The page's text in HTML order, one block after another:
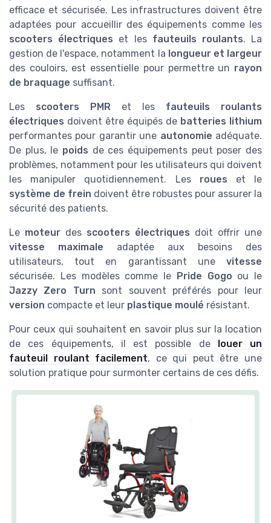
efficace et sécurisée. Les infrastructures doivent être
adaptées pour accueillir des équipements comme les
scooters électriques et les fauteuils roulants. La
gestion de l'espace, notamment la longueur et largeur
des couloirs, est essentielle pour permettre un rayon
de braquage suffisant.
Les scooters PMR et les fauteuils roulants
électriques doivent être équipés de batteries lithium
performantes pour garantir une autonomie adéquate.
De plus, le poids de ces équipements peut poser des
problèmes, notamment pour les utilisateurs qui doivent
les manipuler quotidiennement. Les roues et le
système de frein doivent être robustes pour assurer la
sécurité des patients.
Le moteur des scooters électriques doit offrir une
vitesse maximale adaptée aux besoins des
utilisateurs, tout en garantissant une vitesse
sécurisée. Les modèles comme le
Pride Gogo ou le
Jazzy Zero Turn sont souvent préférés pour leur
version compacte et leur plastique moulé résistant.
Pour ceux qui souhaitent en savoir plus sur la location
de ces équipements, il est possible de
louer un
fauteuil roulant facilement, ce qui peut être une
solution pratique pour surmonter certains de ces défis.